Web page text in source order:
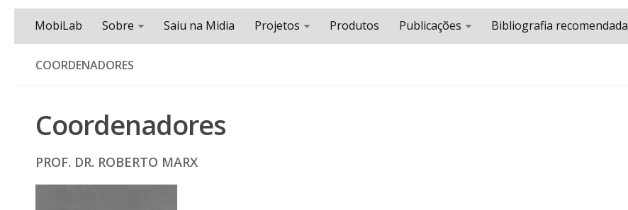
MobiLab Sobre Saiu na Midia Projetos Produtos Publicações Bibliografia recomendada
COORDENADORES
Coordenadores
PROF. DR. ROBERTO MARX